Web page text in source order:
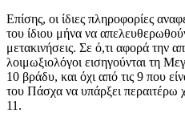
Επίσης, οι ίδιες πληροφορίες
του ίδιου μήνα να
μετακινήσεις. Σε ό,τι αφορά την
λοιμωξιολόγοι εισηγούνται τη
10 βράδυ, και όχι από τις 9 που
του Πάσχα να υπάρξει περαιτέρω
11.